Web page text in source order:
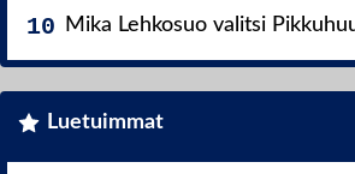
Mika Lehkosuo valitsi
Luetuimmat